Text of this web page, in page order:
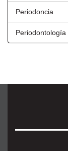
Periodoncia
Periodontología